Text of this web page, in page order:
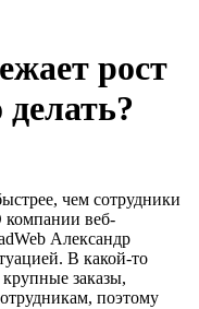
рост
чем сотрудники
компании веб-
Александр
В какой-то
заказы,
поэтому